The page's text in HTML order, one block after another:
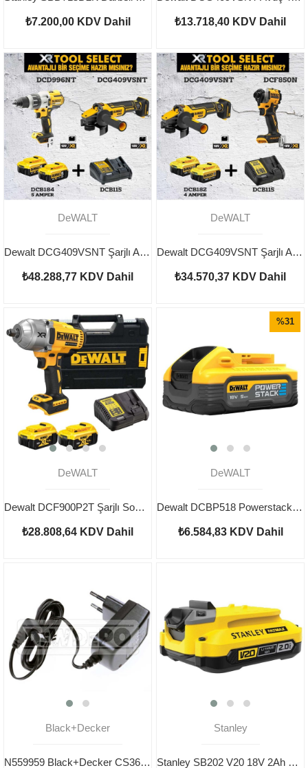
₺7.200,00 KDV Dahil ₺13.718,40 KDV Dahil
DeWALT
Dewalt DCG409VSNT Şarjlı Avuç Taşlama Ve DCD996NT Şarjlı Darbeli Vidalama
₺48.288,77 KDV Dahil
DeWALT
Dewalt DCG409VSNT Şarjlı Avuç Taşlama Ve DCF850N Şarjlı Darbeli Tornavida
₺34.570,37 KDV Dahil
DeWALT
Dewalt DCF900P2T Şarjlı Somun Sıkma
₺28.808,64 KDV Dahil
DeWALT
Dewalt DCBP518 Powerstack Akü 18V 5.0 Ah
₺6.584,83 KDV Dahil
%31
Black+Decker
N559959 Black+Decker CS36BS Şarj Cihazı
Stanley
Stanley SB202 V20 18V 2Ah Yedek Akü